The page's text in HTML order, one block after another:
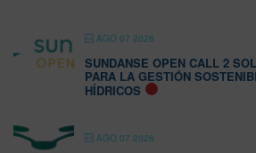
AGO 07 2026
SUNDANSE OPEN CALL 2
PARA LA GESTIÓN
HÍDRICOS
AGO 07 2026